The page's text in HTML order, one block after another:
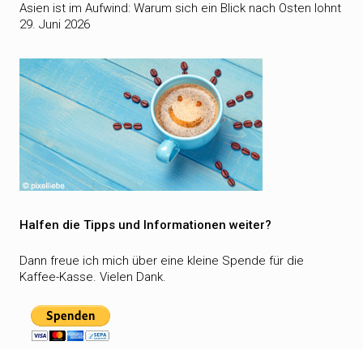
Asien ist im Aufwind: Warum sich ein Blick nach Osten lohnt
29. Juni 2026
Halfen die Tipps und Informationen weiter?
Dann freue ich mich über eine kleine Spende für die
Kaffee-Kasse. Vielen Dank.